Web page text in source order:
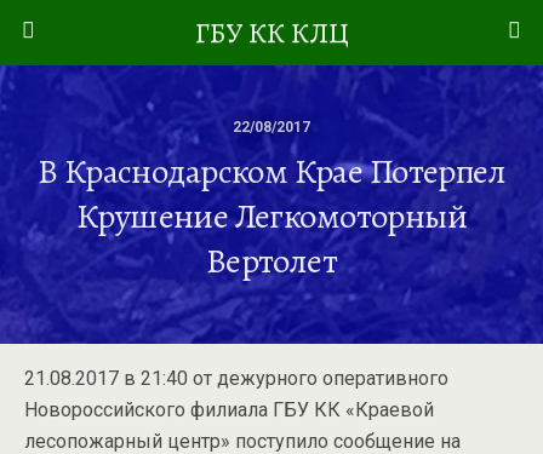
ГБУ КК КЛЦ
22/08/2017
В Краснодарском Крае Потерпел
Крушение Легкомоторный
Вертолет
21.08.2017 в 21:40 от дежурного оперативного
Новороссийского филиала ГБУ КК «Краевой
лесопожарный центр» поступило сообщение на